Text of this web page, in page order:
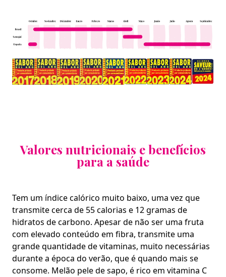
Valores nutricionais e benefícios
para a saúde
Tem um índice calórico muito baixo, uma vez que
transmite cerca de 55 calorias e 12 gramas de
hidratos de carbono. Apesar de não ser uma fruta
com elevado conteúdo em fibra, transmite uma
grande quantidade de vitaminas, muito necessárias
durante a época do verão, que é quando mais se
consome. Melão pele de sapo, é rico em vitamina C